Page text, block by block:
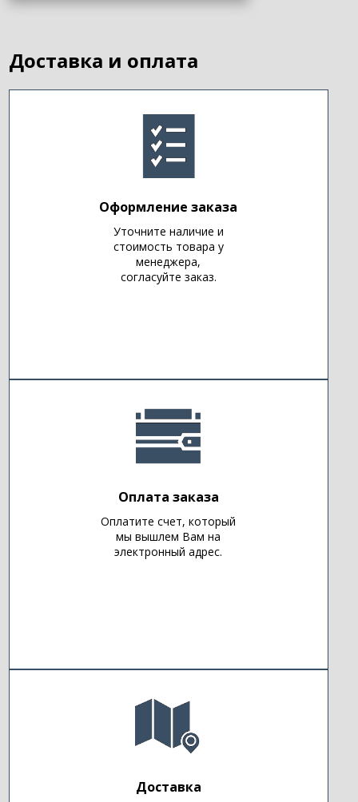
Доставка и оплата
Оформление заказа
Уточните наличие и
стоимость товара у
менеджера,
согласуйте заказ.
Оплата заказа
Оплатите счет, который
мы вышлем Вам на
электронный адрес.
Доставка